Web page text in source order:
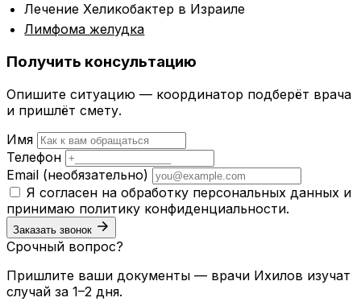
Лечение Хеликобактер в Израиле
Лимфома желудка
Получить консультацию
Опишите ситуацию — координатор подберёт врача
и пришлёт смету.
Имя
Телефон
Email (необязательно)
Я согласен на обработку персональных данных и
принимаю политику конфиденциальности.
Заказать звонок
Срочный вопрос?
Пришлите ваши документы — врачи Ихилов изучат
случай за 1–2 дня.